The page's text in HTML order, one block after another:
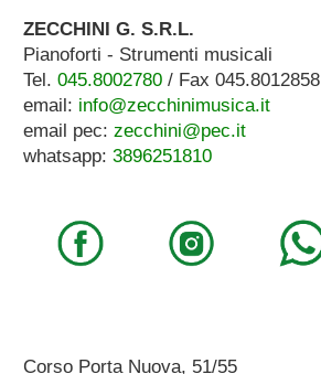
ZECCHINI G. S.R.L.
Pianoforti - Strumenti musicali
Tel. 045.8002780/ Fax 045.8012858
email: info@zecchinimusica.it
email pec: zecchini@pec.it
whatsapp: 3896251810
Corso Porta Nuova, 51/55